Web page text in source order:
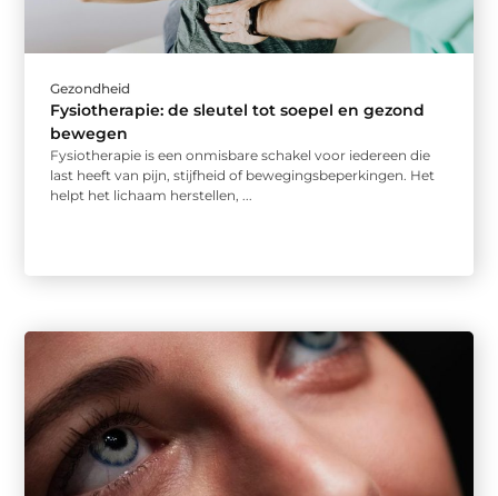
Gezondheid
Fysiotherapie: de sleutel tot soepel en gezond
bewegen
Fysiotherapie is een onmisbare schakel voor iedereen die
last heeft van pijn, stijfheid of bewegingsbeperkingen. Het
helpt het lichaam herstellen, ...